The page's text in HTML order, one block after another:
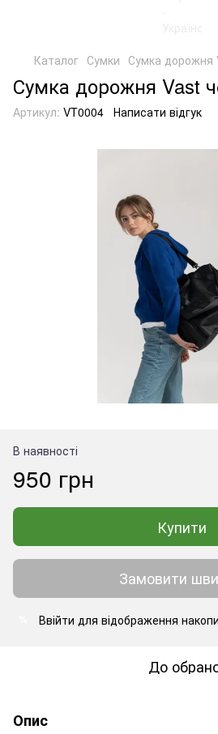
Каталог Сумки Сумка дорожня
Сумка дорожня Vast
Артикул: VT0004 Написати відгук
В наявності
950 грн
Купити
Замовити
Ввійти для відображення
До
Опис